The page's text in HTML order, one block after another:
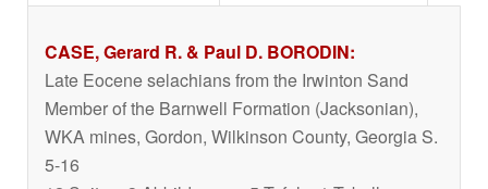
CASE, Gerard R. & Paul D. BORODIN:
Late Eocene selachians from the Irwinton Sand
Member of the Barnwell Formation (Jacksonian),
WKA mines, Gordon, Wilkinson County, Georgia S.
5-16